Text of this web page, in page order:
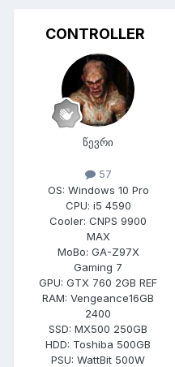
CONTROLLER
წევრი
57
OS: Windows 10 Pro
CPU: i5 4590
Cooler: CNPS 9900
MAX
MoBo: GA-Z97X
Gaming 7
GPU: GTX 760 2GB REF
RAM: Vengeance16GB
2400
SSD: MX500 250GB
HDD: Toshiba 500GB
PSU: WattBit 500W